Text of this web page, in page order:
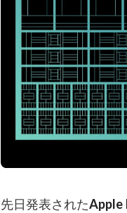
先日発表されたApple